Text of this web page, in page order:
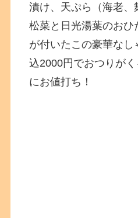
漬け、天ぷら（海老
松菜と日光湯葉のおひ
が付いたこの豪華な
込2000円でおつりが
にお値打ち！